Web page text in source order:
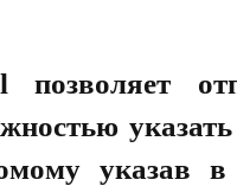
позволяет
указав